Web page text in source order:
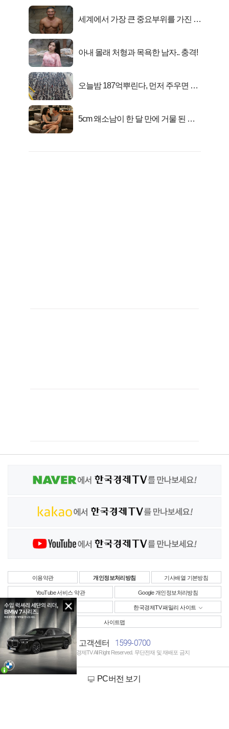
세계에서 가장 큰 중요부위를 가진 남
아내 몰래 처형과 목욕한 남자.. 충격!
오늘밤 187억뿌린다, 먼저 주우면 최
5cm 왜소남이 한 달 만에 거물 된 사
이용약관 개인정보처리방침 기사배열 기본방침
YouTube 서비스 약관 Google 개인정보처리방침
사업자정보 한국경제TV 패밀리 사이트
사이트맵
고객센터 1599-0700
Copyright © 한국경제TV All Right Reserved. 무단전재 및 재배포 금지
PC버전 보기